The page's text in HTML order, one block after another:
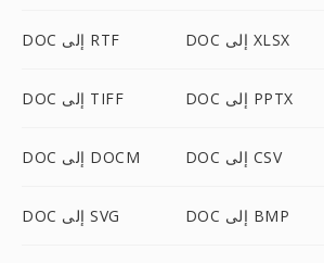
DOC إلى RTF DOC إلى XLSX
DOC إلى TIFF DOC إلى PPTX
DOC إلى DOCM DOC إلى CSV
DOC إلى SVG DOC إلى BMP